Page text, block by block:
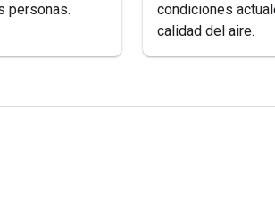
personas.
condiciones
calidad del aire.